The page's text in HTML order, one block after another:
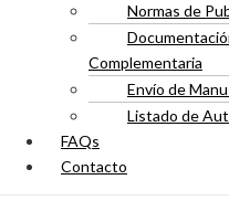
Normas de
Complementaria
Envío de
Listado de
FAQs
Contacto